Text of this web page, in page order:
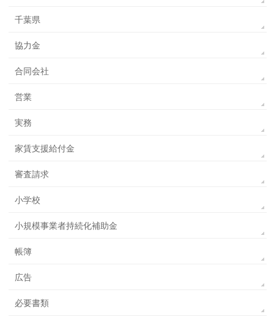
千葉県
協力金
合同会社
営業
実務
家賃支援給付金
審査請求
小学校
小規模事業者持続化補助金
帳簿
広告
必要書類